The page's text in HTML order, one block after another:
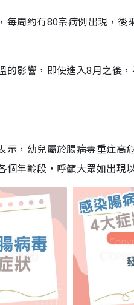
周約有80宗病例出現，
的影響，即使進入8月之後
示，幼兒屬於腸病毒重症高
年齡段，呼籲大眾如出現